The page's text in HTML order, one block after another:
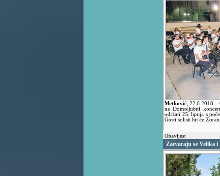
Metković ,22.6.2018.-
na Domoljubni
održati 25. lipnja s
Gosti solisti bit će
Obavijest
Zatvaraju se Velika i